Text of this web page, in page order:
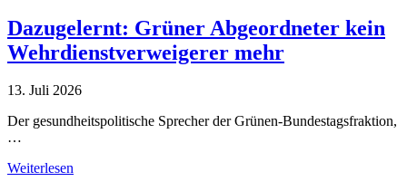
Dazugelernt: Grüner Abgeordneter kein
Wehrdienstverweigerer mehr
13. Juli 2026
Der gesundheitspolitische Sprecher der Grünen-Bundestagsfraktion,
…
Weiterlesen